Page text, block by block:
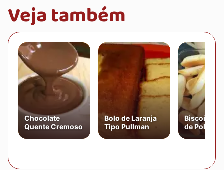
Veja também
Chocolate
Quente Cremoso
Bolo de Laranja
Tipo Pullman
Biscoito
de Polvilho